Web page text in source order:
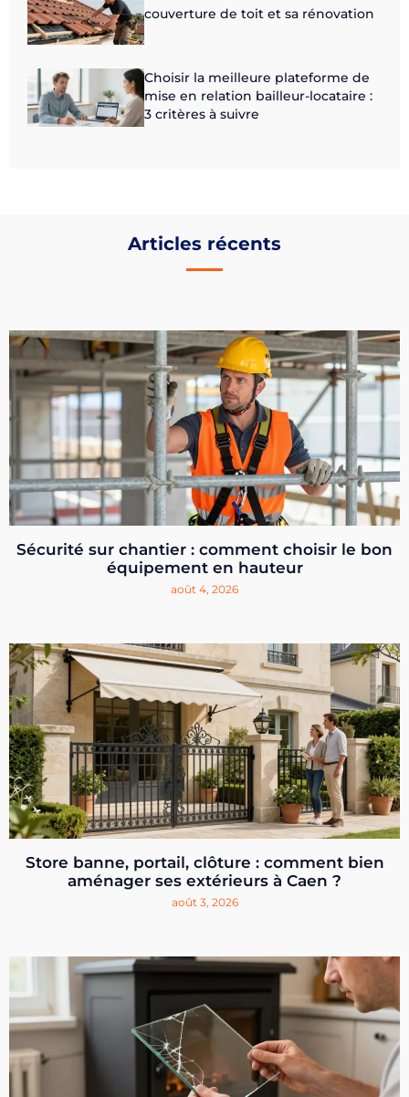
couverture de toit et sa rénovation
Choisir la meilleure plateforme de
mise en relation bailleur-locataire :
3 critères à suivre
Articles récents
Sécurité sur chantier : comment choisir le bon
équipement en hauteur
août 4, 2026
Store banne, portail, clôture : comment bien
aménager ses extérieurs à Caen ?
août 3, 2026